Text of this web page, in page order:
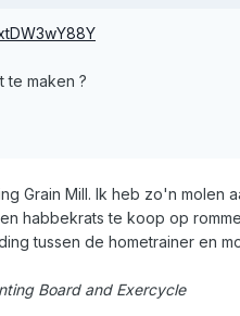
te maken ?
Grain Mill. Ik heb zo'n molen
habbekrats te koop op
tussen de hometrainer en
Board and Exercycle